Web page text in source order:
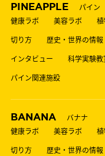
PINEAPPLE
パイン
健康ラボ
美容ラボ
切り方
歴史・世界の情報
インタビュー
科学実験教
パイン関連施設
BANANA
バナナ
健康ラボ
美容ラボ
切り方
歴史・世界の情報